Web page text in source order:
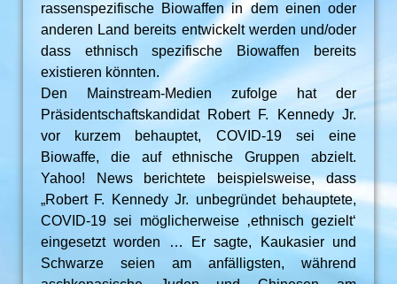
rassenspezifische Biowaffen in dem einen oder
anderen Land bereits entwickelt werden und/oder
dass ethnisch spezifische Biowaffen bereits
existieren könnten.
Den Mainstream-Medien zufolge hat der
Präsidentschaftskandidat Robert F. Kennedy Jr.
vor kurzem behauptet, COVID-19 sei eine
Biowaffe, die auf ethnische Gruppen abzielt.
Yahoo! News berichtete beispielsweise, dass
„Robert F. Kennedy Jr. unbegründet behauptete,
COVID-19 sei möglicherweise ‚ethnisch gezielt‘
eingesetzt worden … Er sagte, Kaukasier und
Schwarze seien am anfälligsten, während